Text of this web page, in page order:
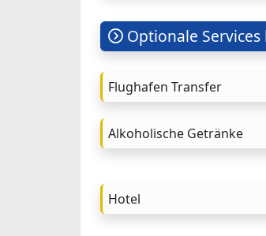
Optionale
Flughafen Transfer
Alkoholische Getränke
Hotel